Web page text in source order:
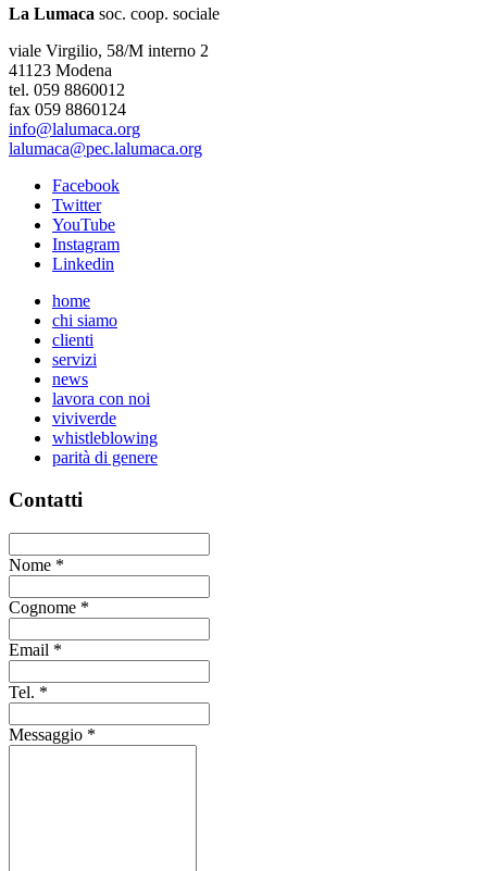
La Lumaca soc. coop. sociale
viale Virgilio, 58/M interno 2
41123 Modena
tel. 059 8860012
fax 059 8860124
info@lalumaca.org
lalumaca@pec.lalumaca.org
Facebook
Twitter
YouTube
Instagram
Linkedin
home
chi siamo
clienti
servizi
news
lavora con noi
viviverde
whistleblowing
parità di genere
Contatti
Nome *
Cognome *
Email *
Tel. *
Messaggio *